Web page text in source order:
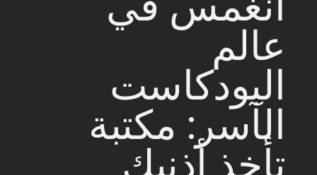
عالم
البودكاست
الآسر: مكتبة